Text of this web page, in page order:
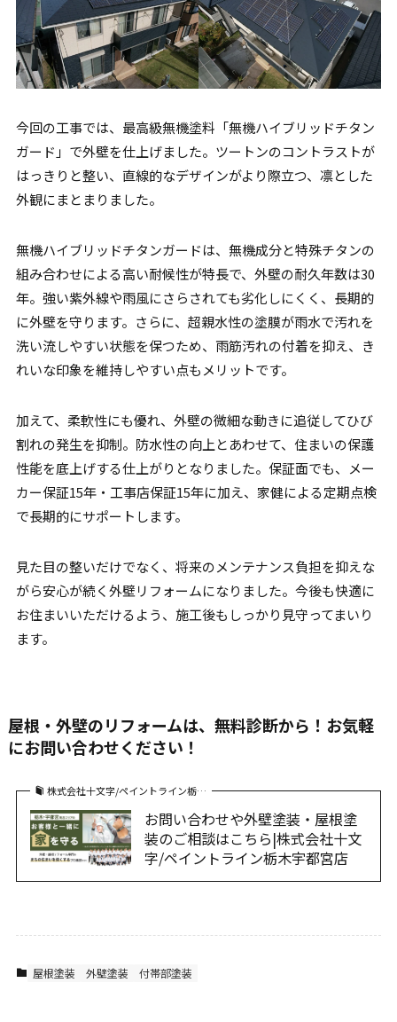
今回の工事では、最高級無機塗料「無機ハイブリッドチタン
ガード」で外壁を仕上げました。ツートンのコントラストが
はっきりと整い、直線的なデザインがより際立つ、凛とした
外観にまとまりました。
無機ハイブリッドチタンガードは、無機成分と特殊チタンの
組み合わせによる高い耐候性が特長で、外壁の耐久年数は30
年。強い紫外線や雨風にさらされても劣化しにくく、長期的
に外壁を守ります。さらに、超親水性の塗膜が雨水で汚れを
洗い流しやすい状態を保つため、雨筋汚れの付着を抑え、き
れいな印象を維持しやすい点もメリットです。
加えて、柔軟性にも優れ、外壁の微細な動きに追従してひび
割れの発生を抑制。防水性の向上とあわせて、住まいの保護
性能を底上げする仕上がりとなりました。保証面でも、メー
カー保証15年・工事店保証15年に加え、家健による定期点検
で長期的にサポートします。
見た目の整いだけでなく、将来のメンテナンス負担を抑えな
がら安心が続く外壁リフォームになりました。今後も快適に
お住まいいただけるよう、施工後もしっかり見守ってまいり
ます。
屋根・外壁のリフォームは、無料診断から！お気軽
にお問い合わせください！
株式会社十文字/ペイントライン栃…
お問い合わせや外壁塗装・屋根塗
装のご相談はこちら|株式会社十文
字/ペイントライン栃木宇都宮店
屋根塗装 外壁塗装 付帯部塗装